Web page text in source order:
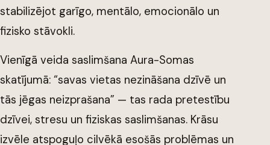
stabilizējot garīgo, mentālo, emocionālo un
fizisko stāvokli.
Vienīgā veida saslimšana Aura-Somas
skatījumā: “savas vietas nezināšana dzīvē un
tās jēgas neizprašana” — tas rada pretestību
dzīvei, stresu un fiziskas saslimšanas. Krāsu
izvēle atspoguļo cilvēkā esošās problēmas un